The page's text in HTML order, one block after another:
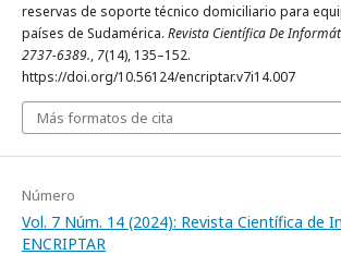
reservas de soporte técnico domiciliario para
países de Sudamérica. Revista Científica De
2737-6389., 7(14), 135–152.
https://doi.org/10.56124/encriptar.v7i14.007
Más formatos de cita
Número
Vol. 7 Núm. 14 (2024): Revista Científica de
ENCRIPTAR